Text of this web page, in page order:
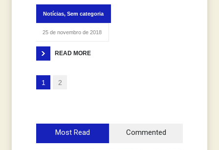
Notícias, Sem categoria
25 de novembro de 2018
READ MORE
1 2
Most Read Commented